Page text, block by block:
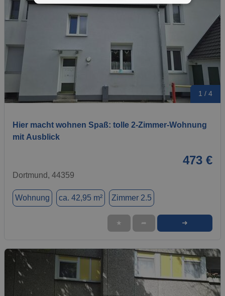
1 / 4
Hier macht wohnen Spaß: tolle 2-Zimmer-Wohnung
mit Ausblick
473 €
Dortmund, 44359
Wohnung ca. 42,95 m² Zimmer 2.5
★ ➦ ➜